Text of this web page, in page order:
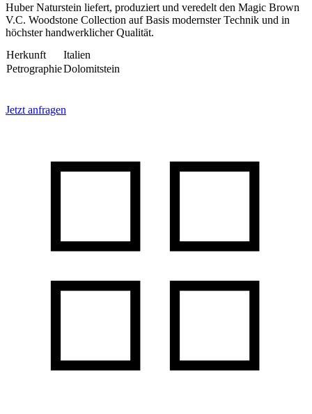
Huber Naturstein liefert, produziert und veredelt den Magic Brown
V.C. Woodstone Collection auf Basis modernster Technik und in
höchster handwerklicher Qualität.
Herkunft
Italien
PetrographieDolomitstein
Jetzt anfragen